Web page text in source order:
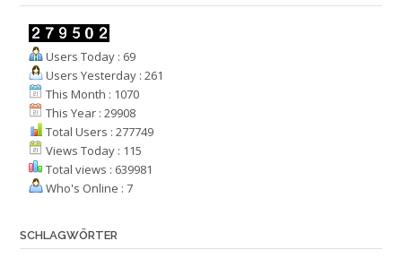
Users Today : 69
Users Yesterday : 261
This Month : 1070
This Year : 29908
Total Users : 277749
Views Today : 115
Total views : 639981
Who's Online : 7
SCHLAGWÖRTER